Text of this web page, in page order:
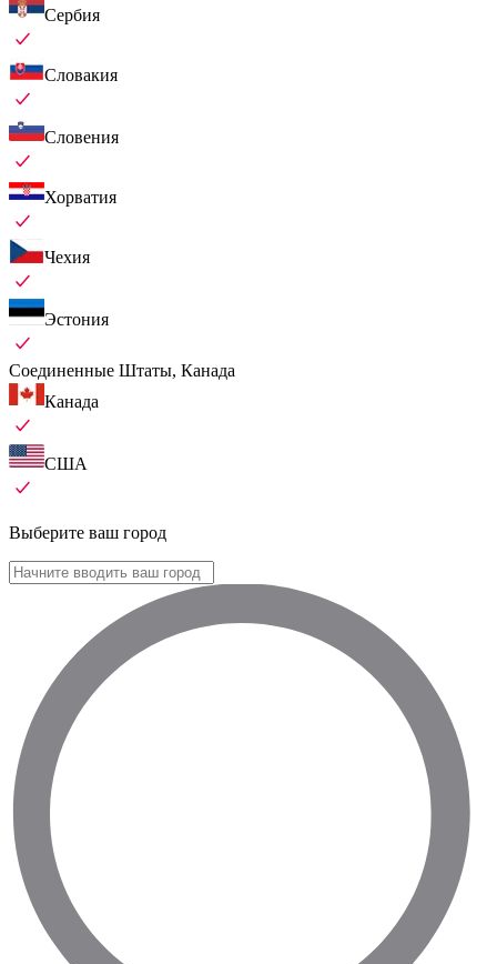
Сербия
Словакия
Словения
Хорватия
Чехия
Эстония
Соединенные Штаты, Канада
Канада
США
Выберите ваш город